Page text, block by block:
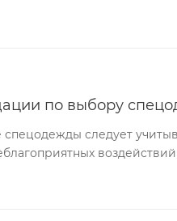
по выбору
следует